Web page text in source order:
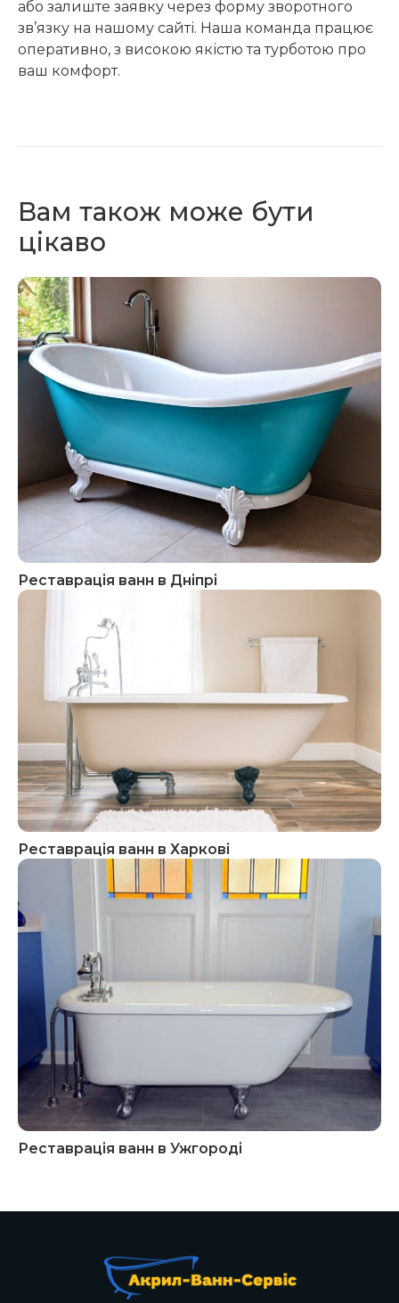
або залиште заявку через форму зворотного
зв’язку на нашому сайті. Наша команда працює
оперативно, з високою якістю та турботою про
ваш комфорт.
Вам також може бути
цікаво
Реставрація ванн в Дніпрі
Реставрація ванн в Харкові
Реставрація ванн в Ужгороді